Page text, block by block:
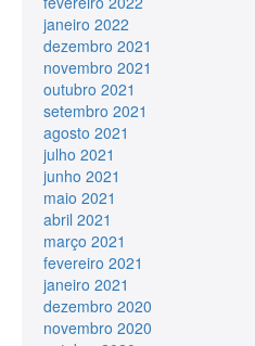
janeiro 2022
dezembro 2021
novembro 2021
outubro 2021
setembro 2021
agosto 2021
julho 2021
junho 2021
maio 2021
abril 2021
março 2021
fevereiro 2021
janeiro 2021
dezembro 2020
novembro 2020